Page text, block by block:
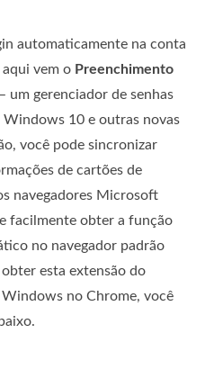
automaticamente na conta
aqui vem o Preenchimento
– um gerenciador de senhas
Windows 10 e outras novas
você pode sincronizar
de cartões de
navegadores Microsoft
facilmente obter a função
no navegador padrão
esta extensão do
no Chrome, você